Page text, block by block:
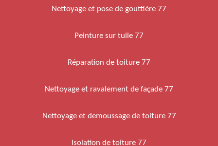
Nettoyage et pose de gouttière 77
Peinture sur tuile 77
Réparation de toiture 77
Nettoyage et ravalement de façade 77
Nettoyage et demoussage de toiture 77
Isolation de toiture 77